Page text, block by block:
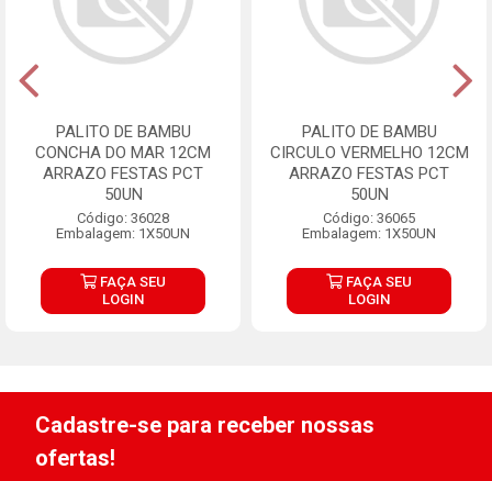
PALITO DE BAMBU
CONCHA DO MAR 12CM
ARRAZO FESTAS PCT
50UN
Código: 36028
Embalagem: 1X50UN
FAÇA SEU
LOGIN
PALITO DE BAMBU
CIRCULO VERMELHO 12CM
ARRAZO FESTAS PCT
50UN
Código: 36065
Embalagem: 1X50UN
FAÇA SEU
LOGIN
Cadastre-se para receber nossas
ofertas!